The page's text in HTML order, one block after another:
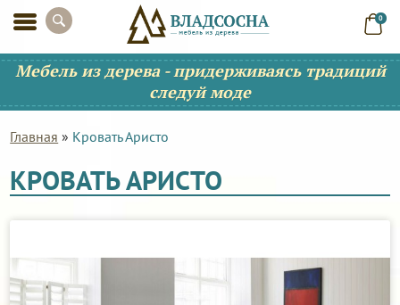
0
Мебель из дерева - придерживаясь традиций
следуй моде
Главная » Кровать Аристо
КРОВАТЬ АРИСТО